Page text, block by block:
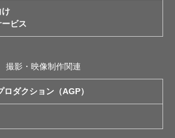
け
ビス
撮影・映像制作関連
ダクション（AGP）